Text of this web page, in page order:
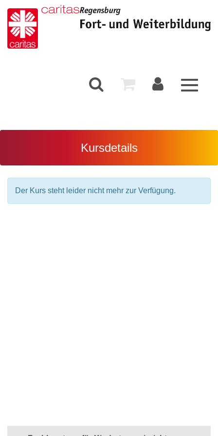
Toggle
Kursdetails
Der Kurs steht leider nicht mehr zur Verfügung.